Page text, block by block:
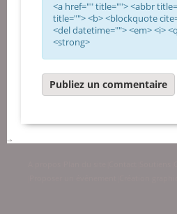
<a href="" title=""> <abbr
title=""> <b> <blockquote
<del datetime=""> <em> <i>
<strong>
-->